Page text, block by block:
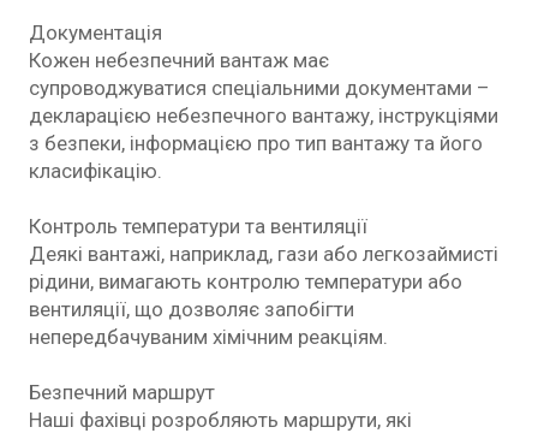
Документація
Кожен небезпечний вантаж має
супроводжуватися спеціальними документами –
декларацією небезпечного вантажу, інструкціями
з безпеки, інформацією про тип вантажу та його
класифікацію.
Контроль температури та вентиляції
Деякі вантажі, наприклад, гази або легкозаймисті
рідини, вимагають контролю температури або
вентиляції, що дозволяє запобігти
непередбачуваним хімічним реакціям.
Безпечний маршрут
Наші фахівці розробляють маршрути, які